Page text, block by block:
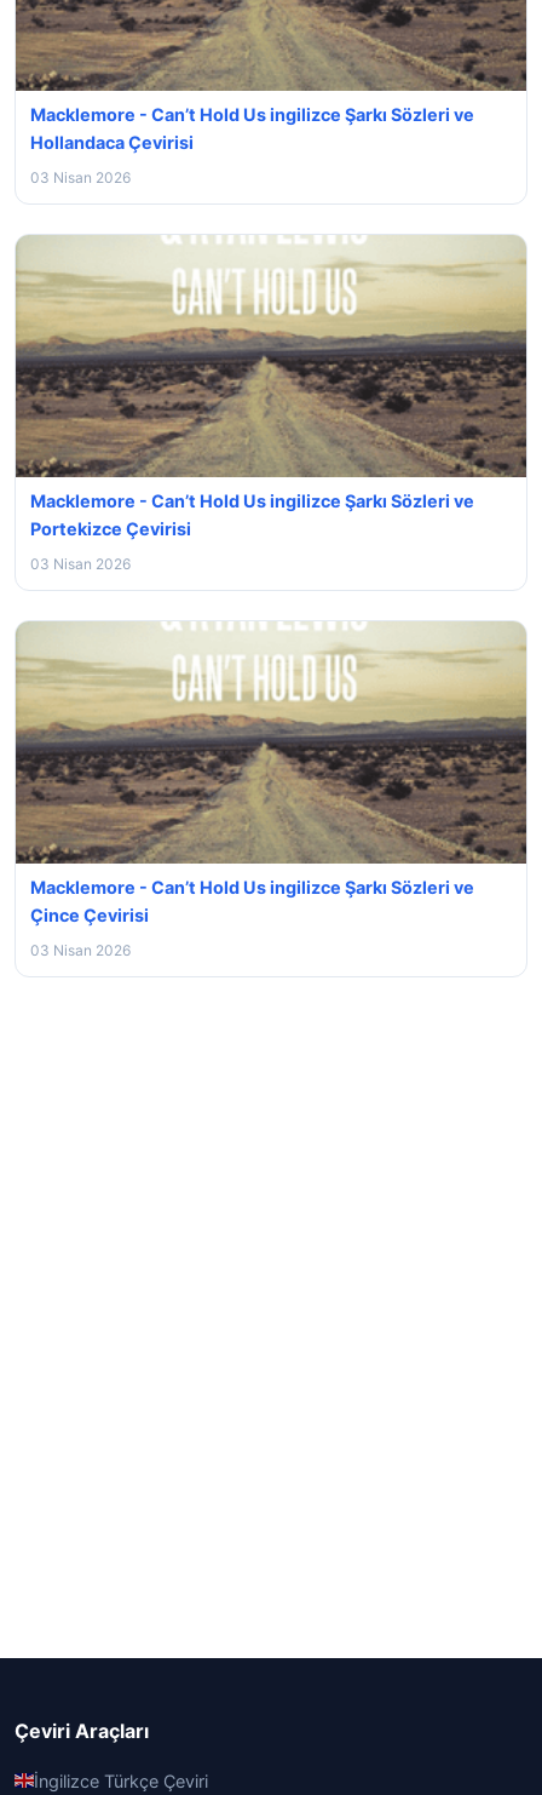
Macklemore - Can’t Hold Us ingilizce Şarkı Sözleri ve
Hollandaca Çevirisi
03 Nisan 2026
Macklemore - Can’t Hold Us ingilizce Şarkı Sözleri ve
Portekizce Çevirisi
03 Nisan 2026
Macklemore - Can’t Hold Us ingilizce Şarkı Sözleri ve
Çince Çevirisi
03 Nisan 2026
Çeviri Araçları
İngilizce Türkçe Çeviri